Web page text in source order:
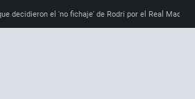
decidieron el 'no fichaje' de Rodri por el Real Madrid